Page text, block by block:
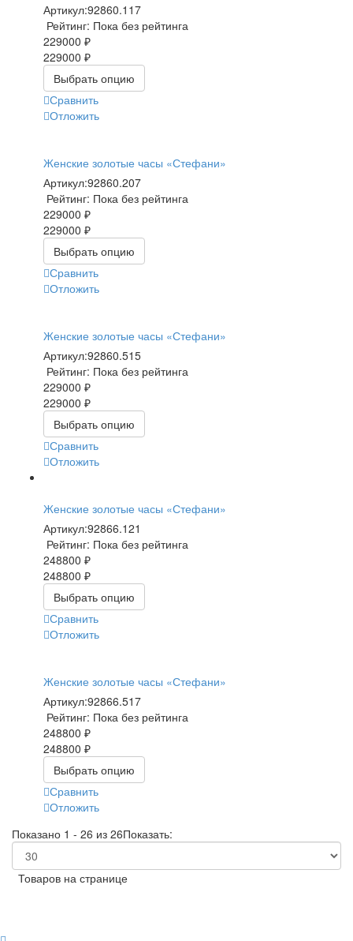
Артикул:92860.117
Рейтинг: Пока без рейтинга
229000 ₽
229000 ₽
Выбрать опцию
Сравнить
Отложить
Женские золотые часы «Стефани»
Артикул:92860.207
Рейтинг: Пока без рейтинга
229000 ₽
229000 ₽
Выбрать опцию
Сравнить
Отложить
Женские золотые часы «Стефани»
Артикул:92860.515
Рейтинг: Пока без рейтинга
229000 ₽
229000 ₽
Выбрать опцию
Сравнить
Отложить
Женские золотые часы «Стефани»
Артикул:92866.121
Рейтинг: Пока без рейтинга
248800 ₽
248800 ₽
Выбрать опцию
Сравнить
Отложить
Женские золотые часы «Стефани»
Артикул:92866.517
Рейтинг: Пока без рейтинга
248800 ₽
248800 ₽
Выбрать опцию
Сравнить
Отложить
Показано 1 - 26 из 26Показать:
Товаров на странице